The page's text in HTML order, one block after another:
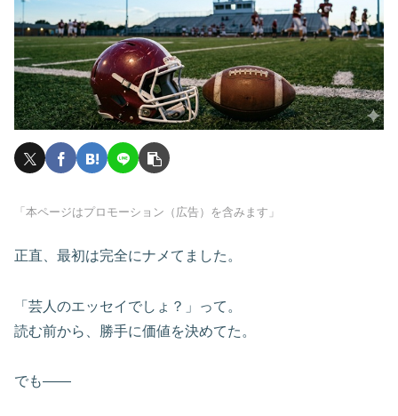
「本ページはプロモーション（広告）を含みます」
正直、最初は完全にナメてました。
「芸人のエッセイでしょ？」って。
読む前から、勝手に価値を決めてた。
でも――